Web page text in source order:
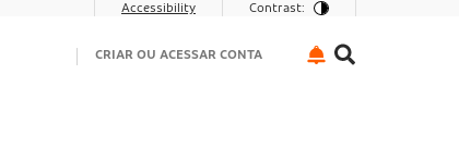
Accessibility Contrast:
CRIAR OU ACESSAR CONTA